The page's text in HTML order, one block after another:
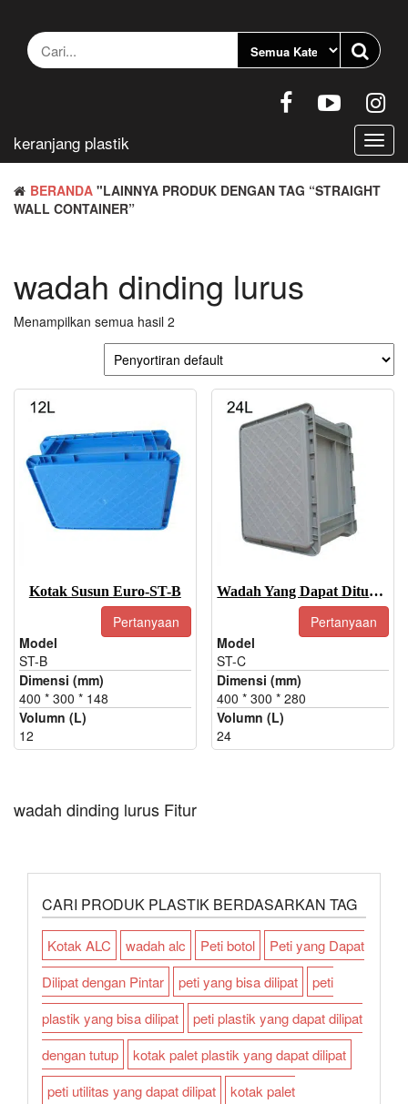
konten
keranjang plastik
BERANDA "LAINNYA PRODUK DENGAN TAG “STRAIGHT
WALL CONTAINER”
wadah dinding lurus
Menampilkan semua hasil 2
Kotak Susun Euro-ST-B
Pertanyaan
Model
ST-B
Dimensi (mm)
400 * 300 * 148
Volumn (L)
12
Wadah Yang Dapat Ditumpuk-ST-C
Pertanyaan
Model
ST-C
Dimensi (mm)
400 * 300 * 280
Volumn (L)
24
wadah dinding lurus Fitur
CARI PRODUK PLASTIK BERDASARKAN TAG
Kotak ALC wadah alc Peti botol
Peti yang Dapat
Dilipat dengan Pintar
peti yang bisa dilipat
peti
plastik yang bisa dilipat
peti plastik yang dapat dilipat
dengan tutup
kotak palet plastik yang dapat dilipat
peti utilitas yang dapat dilipat
kotak palet